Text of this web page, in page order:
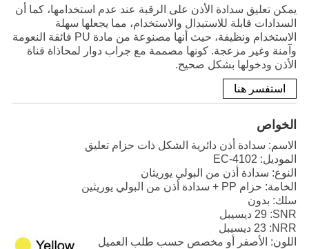
يمكن تعليق سدادة الأذن على الرقبة عند عدم استخدامها، كما أن
السدادات قابلة للاستبدال والاستخدام، مما يجعلها سهلة
الاستخدام ونظيفة، حيث أنها مصنوعة من مادة PU فائقة النعومة
وآمنة وغير مزعجة. كونها مصممة مع جراب دوار لمحاذاة قناة
الأذن ودخولها بشكل صحيح.
استفسر هنا
الخواص
الاسم: سدادة أذن دائرية الشكل ذات حزام تعليق
الموديل: EC-4102
النوع: سدادة أذن من البولي يوريثان
الخامة: حزام PP + سدادة أذن من البولي يوريثين
سلك: بدون
SNR: 29 ديسيبل
NRR: 23 ديسيبل
اللون: الأصفر أو مخصص حسب طلب العميل